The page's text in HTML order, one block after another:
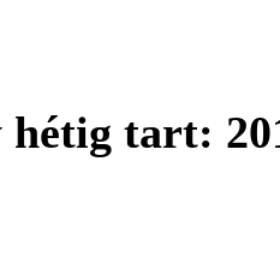
hétig tart: